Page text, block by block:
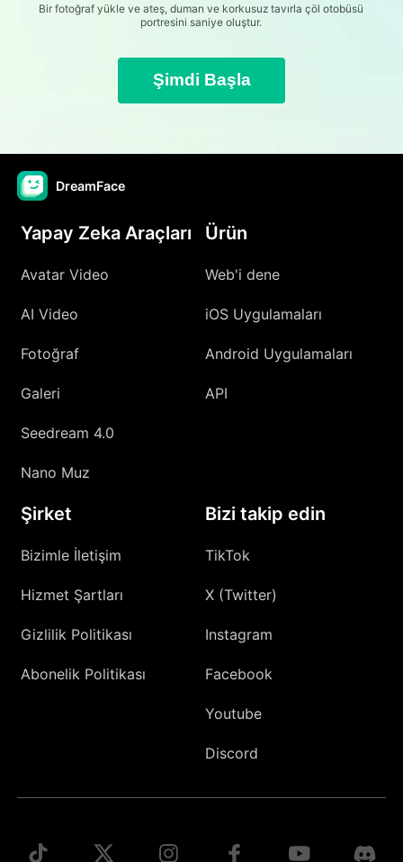
Bir fotoğraf yükle ve ateş, duman ve korkusuz tavırla çöl otobüsü
portresini saniye oluştur.
Şimdi Başla
DreamFace
Yapay Zeka Araçları
Avatar Video
AI Video
Fotoğraf
Galeri
Seedream 4.0
Nano Muz
Ürün
Web'i dene
iOS Uygulamaları
Android Uygulamaları
API
Şirket
Bizimle İletişim
Hizmet Şartları
Gizlilik Politikası
Abonelik Politikası
Bizi takip edin
TikTok
X (Twitter)
Instagram
Facebook
Youtube
Discord